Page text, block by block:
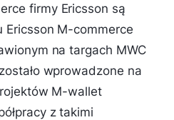
firmy Ericsson są
Ericsson M-commerce
na targach MWC
wprowadzone na
M-wallet
z takimi